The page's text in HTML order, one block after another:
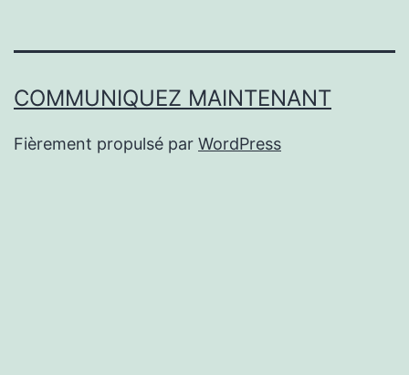
COMMUNIQUEZ MAINTENANT
Fièrement propulsé par WordPress